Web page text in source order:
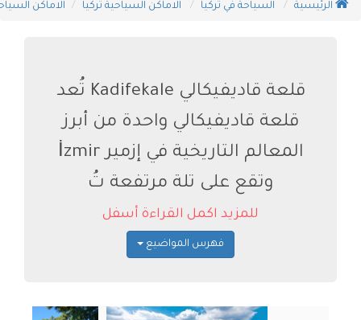
الرئيسية السياحة في تركيا الاماكن السياحية تركيا الاماكن
قلعة قاديفيكالي Kadifekale تُعد
قلعة قاديفيكالي واحدة من أبرز
المعالم التاريخية في إزمير İzmir
وتقع على تلة مرتفعة تُ
للمزيد اكمل القراءة أسفل
فهرس المواضيع